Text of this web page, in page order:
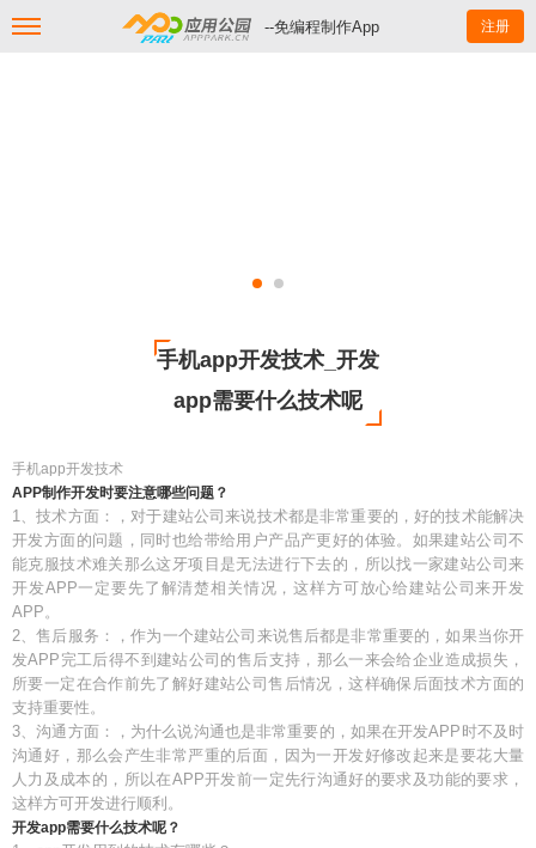
--免编程制作App 注册
手机app开发技术_开发
app需要什么技术呢
手机app开发技术
APP制作开发时要注意哪些问题？
1、技术方面：，对于建站公司来说技术都是非常重要的，好的技术能解决
开发方面的问题，同时也给带给用户产品产更好的体验。如果建站公司不
能克服技术难关那么这牙项目是无法进行下去的，所以找一家建站公司来
开发APP一定要先了解清楚相关情况，这样方可放心给建站公司来开发
APP。
2、售后服务：，作为一个建站公司来说售后都是非常重要的，如果当你开
发APP完工后得不到建站公司的售后支持，那么一来会给企业造成损失，
所要一定在合作前先了解好建站公司售后情况，这样确保后面技术方面的
支持重要性。
3、沟通方面：，为什么说沟通也是非常重要的，如果在开发APP时不及时
沟通好，那么会产生非常严重的后面，因为一开发好修改起来是要花大量
人力及成本的，所以在APP开发前一定先行沟通好的要求及功能的要求，
这样方可开发进行顺利。
开发app需要什么技术呢？